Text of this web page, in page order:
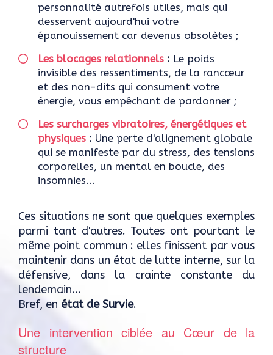
personnalité autrefois utiles, mais qui
desservent aujourd'hui votre
épanouissement car devenus obsolètes ;
Les blocages relationnels : Le poids
invisible des ressentiments, de la rancœur
et des non-dits qui consument votre
énergie, vous empêchant de pardonner ;
Les surcharges vibratoires, énergétiques et
physiques : Une perte d'alignement globale
qui se manifeste par du stress, des tensions
corporelles, un mental en boucle, des
insomnies...
Ces situations ne sont que quelques exemples
parmi tant d'autres. Toutes ont pourtant le
même point commun : elles finissent par vous
maintenir dans un état de lutte interne, sur la
défensive, dans la crainte constante du
lendemain...
Bref, en état de Survie.
Une intervention ciblée au Cœur de la
structure